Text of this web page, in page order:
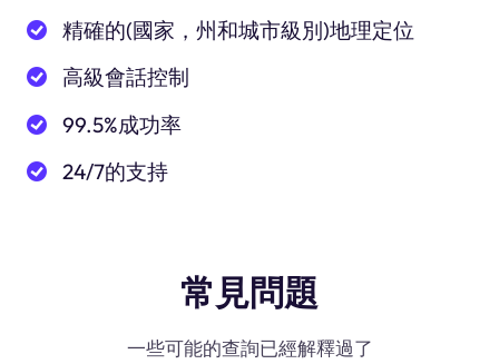
精確的(國家，州和城市級別)地理定位
高級會話控制
99.5%成功率
24/7的支持
常見問題
一些可能的查詢已經解釋過了